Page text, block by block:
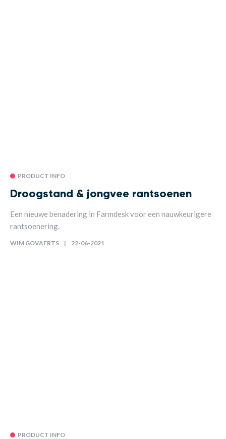
PRODUCT INFO
Droogstand & jongvee rantsoenen
Een nieuwe benadering in Farmdesk voor een nauwkeurigere
rantsoenering.
WIM GOVAERTS 22-06-2021
PRODUCT INFO